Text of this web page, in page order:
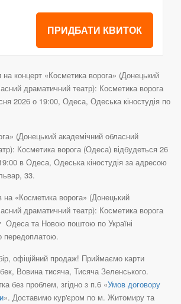
ПРИДБАТИ КВИТОК
на концерт «Косметика ворога» (Донецький
драматичний театр): Косметика ворога
2026 о 19:00, Одеса, Одеська кіностудія по
(Донецький академічний обласний
Косметика ворога (Одеса) відбудеться 26
в Одеса, Одеська кіностудія за адресою
33.
на «Косметика ворога» (Донецький
драматичний театр): Косметика ворога
Одеса та Новою поштою по Україні
передоплатою.
офіційний продаж! Приймаємо карти
Вовина тисяча, Тисяча Зеленського.
без проблем, згідно з п.6 «Умов договору
». Доставимо кур'єром по м. Житомиру та